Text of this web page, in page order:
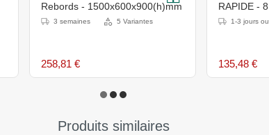
Rebords - 1500x600x900(h)mm
3 semaines 5 Variantes
258,81 €
RAPIDE -
1-3 jours
135,48 €
Produits similaires